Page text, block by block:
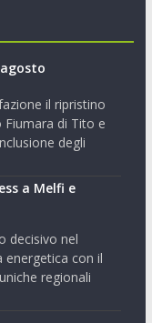
il ripristino
di Tito e
degli
a Melfi e
decisivo nel
con il
regionali